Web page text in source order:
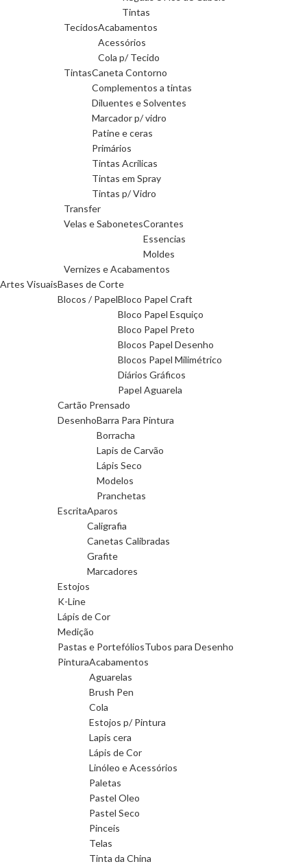
Tintas
TecidosAcabamentos
Acessórios
Cola p/ Tecido
TintasCaneta Contorno
Complementos a tintas
Diluentes e Solventes
Marcador p/ vidro
Patine e ceras
Primários
Tintas Acrilicas
Tintas em Spray
Tintas p/ Vidro
Transfer
Velas e SabonetesCorantes
Essencias
Moldes
Vernizes e Acabamentos
Artes VisuaisBases de Corte
Blocos / PapelBloco Papel Craft
Bloco Papel Esquiço
Bloco Papel Preto
Blocos Papel Desenho
Blocos Papel Milimétrico
Diários Gráficos
Papel Aguarela
Cartão Prensado
DesenhoBarra Para Pintura
Borracha
Lapis de Carvão
Lápis Seco
Modelos
Pranchetas
EscritaAparos
Caligrafia
Canetas Calibradas
Grafite
Marcadores
Estojos
K-Line
Lápis de Cor
Medição
Pastas e PortefóliosTubos para Desenho
PinturaAcabamentos
Aguarelas
Brush Pen
Cola
Estojos p/ Pintura
Lapis cera
Lápis de Cor
Linóleo e Acessórios
Paletas
Pastel Oleo
Pastel Seco
Pinceis
Telas
Tinta da China